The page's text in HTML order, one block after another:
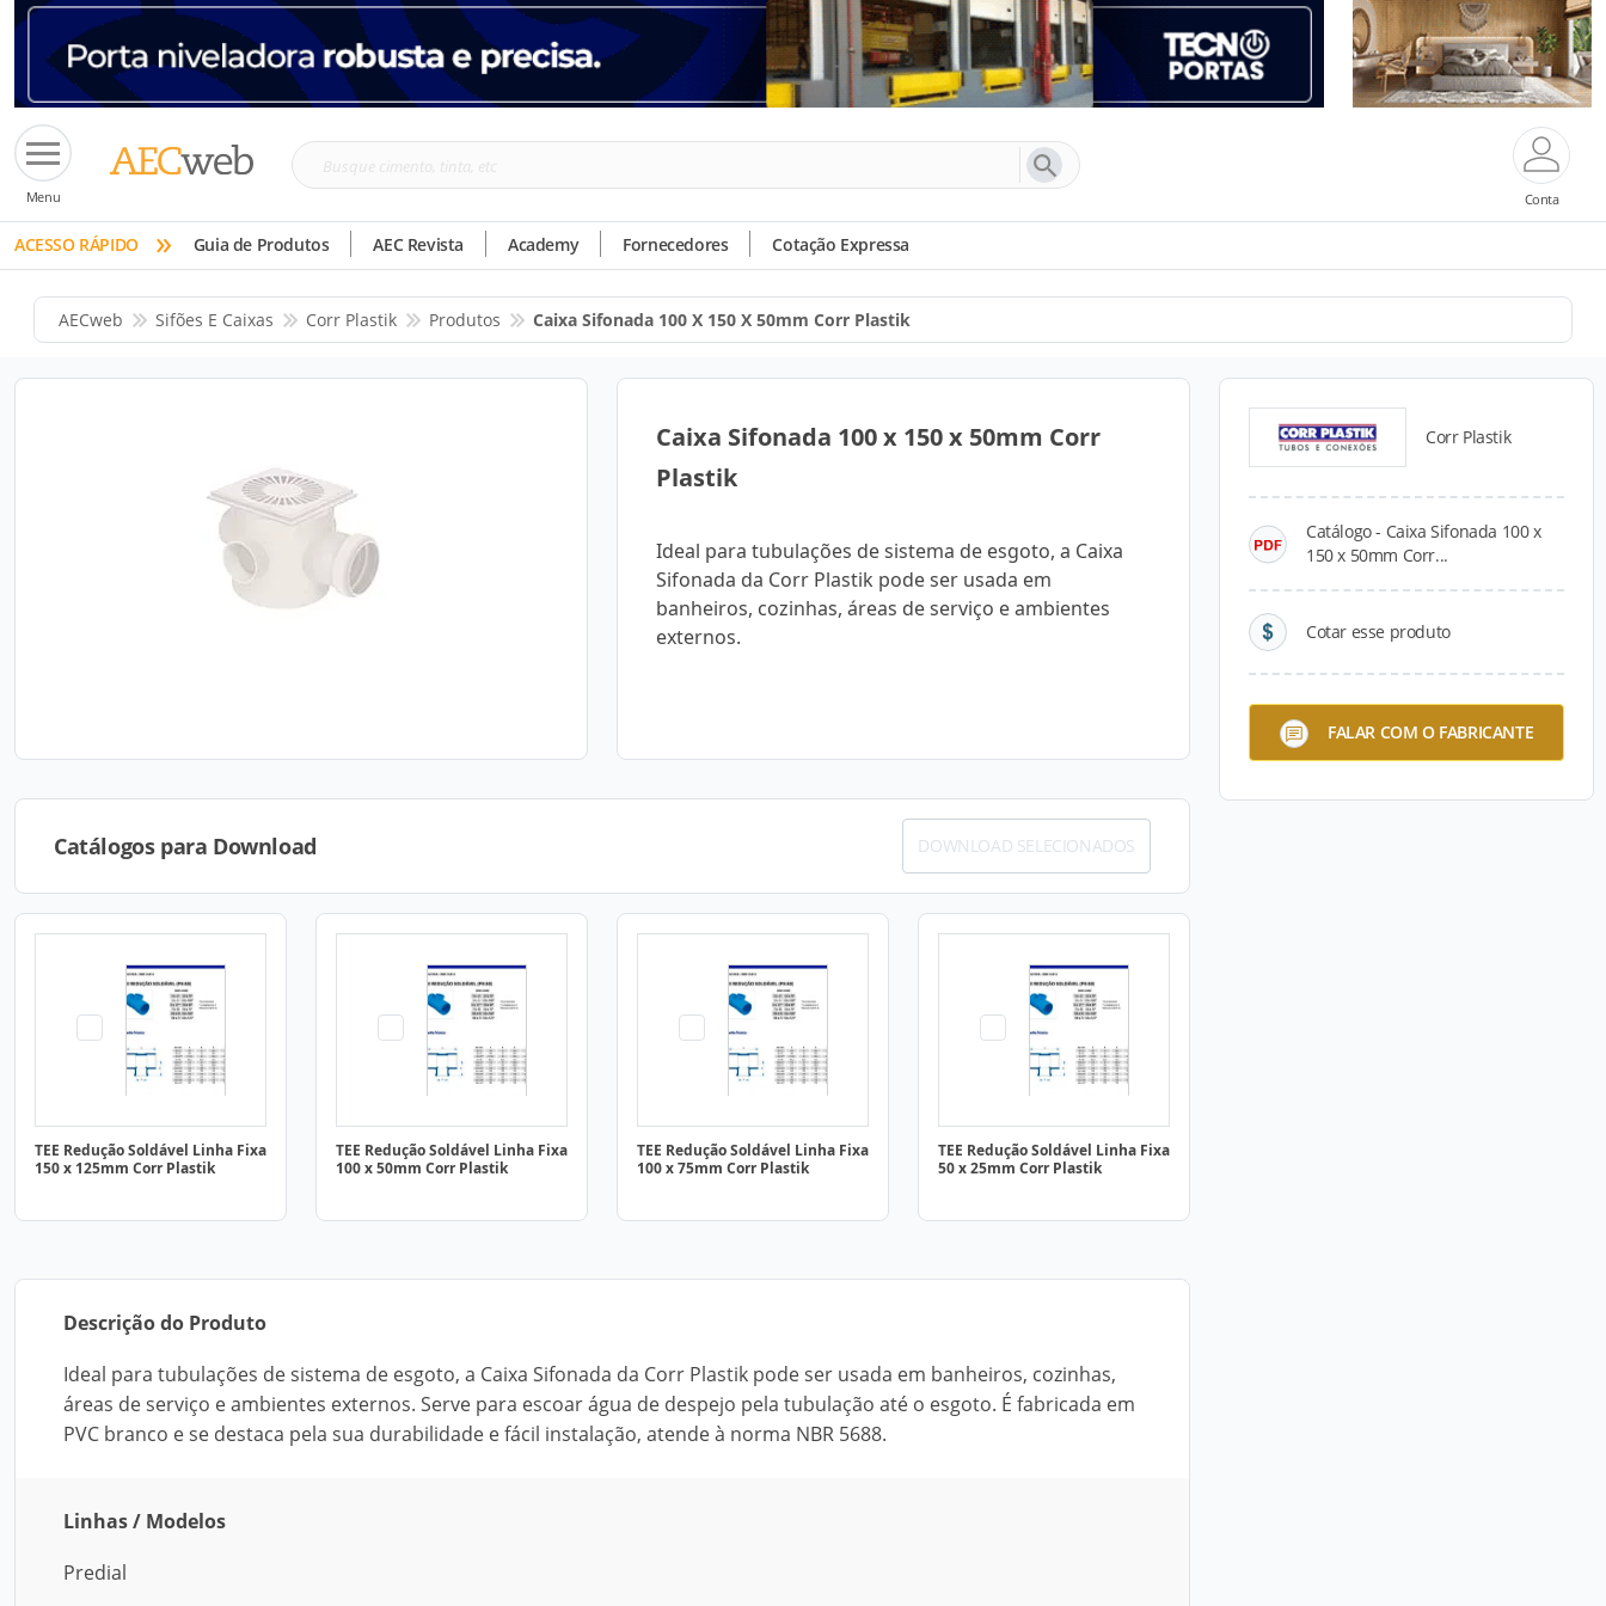
Menu
Busque
tinta,
etc
Conta
ACESSO RÁPIDO » Guia de Produtos AEC Revista Academy Fornecedores Cotação Expressa
AECweb Sifões E Caixas Corr Plastik Produtos Caixa Sifonada 100 X 150 X 50mm Corr Plastik
Caixa Sifonada 100 x 150 x 50mm Corr
Plastik
Ideal para tubulações de sistema de esgoto, a Caixa
Sifonada da Corr Plastik pode ser usada em
banheiros, cozinhas, áreas de serviço e ambientes
externos.
Corr Plastik
Catálogo - Caixa Sifonada 100 x
150 x 50mm Corr...
Cotar esse produto
FALAR COM O FABRICANTE
Catálogos para Download DOWNLOAD SELECIONADOS
TEE Redução Soldável Linha Fixa
150 x 125mm Corr Plastik
TEE Redução Soldável Linha Fixa
100 x 50mm Corr Plastik
TEE Redução Soldável Linha Fixa
100 x 75mm Corr Plastik
TEE Redução Soldável Linha Fixa
50 x 25mm Corr Plastik
Descrição do Produto
Ideal para tubulações de sistema de esgoto, a Caixa Sifonada da Corr Plastik pode ser usada em banheiros, cozinhas,
áreas de serviço e ambientes externos. Serve para escoar água de despejo pela tubulação até o esgoto. É fabricada em
PVC branco e se destaca pela sua durabilidade e fácil instalação, atende à norma NBR 5688.
Linhas / Modelos
Predial